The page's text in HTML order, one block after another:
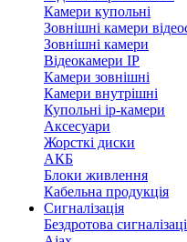
Камери купольні
Зовнішні камери
Зовнішні камери
Відеокамери IP
Камери зовнішні
Камери внутрішні
Купольні ip-камери
Аксесуари
Жорсткі диски
АКБ
Блоки живлення
Кабельна продукція
Сигналізація
Бездротова